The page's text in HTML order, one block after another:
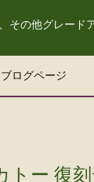
その他グレー
ブログページ
トー 復